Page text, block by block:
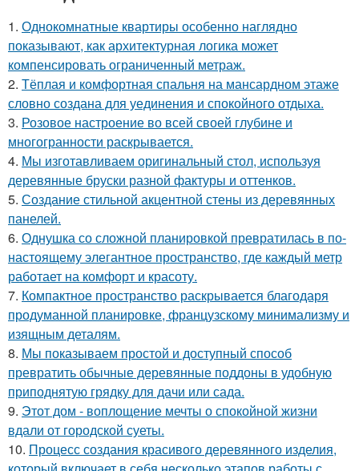
1. Однокомнатные квартиры особенно наглядно
показывают, как архитектурная логика может
компенсировать ограниченный метраж.
2. Тёплая и комфортная спальня на мансардном этаже
словно создана для уединения и спокойного отдыха.
3. Розовое настроение во всей своей глубине и
многогранности раскрывается.
4. Мы изготавливаем оригинальный стол, используя
деревянные бруски разной фактуры и оттенков.
5. Создание стильной акцентной стены из деревянных
панелей.
6. Однушка со сложной планировкой превратилась в по-
настоящему элегантное пространство, где каждый метр
работает на комфорт и красоту.
7. Компактное пространство раскрывается благодаря
продуманной планировке, французскому минимализму и
изящным деталям.
8. Мы показываем простой и доступный способ
превратить обычные деревянные поддоны в удобную
приподнятую грядку для дачи или сада.
9. Этот дом - воплощение мечты о спокойной жизни
вдали от городской суеты.
10. Процесс создания красивого деревянного изделия,